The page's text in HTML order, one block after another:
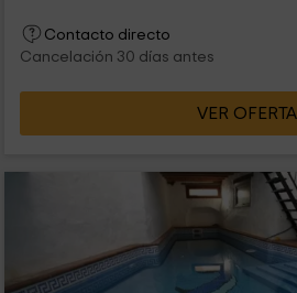
Contacto directo
Cancelación 30 días antes
VER OFERTA